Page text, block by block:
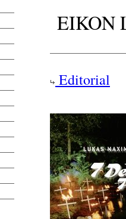
EIKON
Editorial